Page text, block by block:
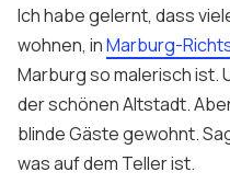
Ich habe gelernt, dass
wohnen, inMarburg-
Marburg so malerisch ist.
der schönen Altstadt.
blinde Gäste gewohnt.
was auf dem Teller ist.